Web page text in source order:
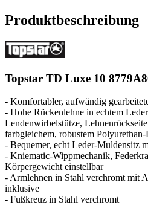
Produktbeschreibung
Topstar TD Luxe 10
- Komfortabler, aufwändig
- Hohe Rückenlehne in echtem
Lendenwirbelstütze,
farbgleichem, robustem
- Bequemer, echt Leder-Muldensitz
- Kniematic-Wippmechanik,
Körpergewicht einstellbar
- Armlehnen in Stahl verchromt mit
inklusive
- Fußkreuz in Stahl verchromt